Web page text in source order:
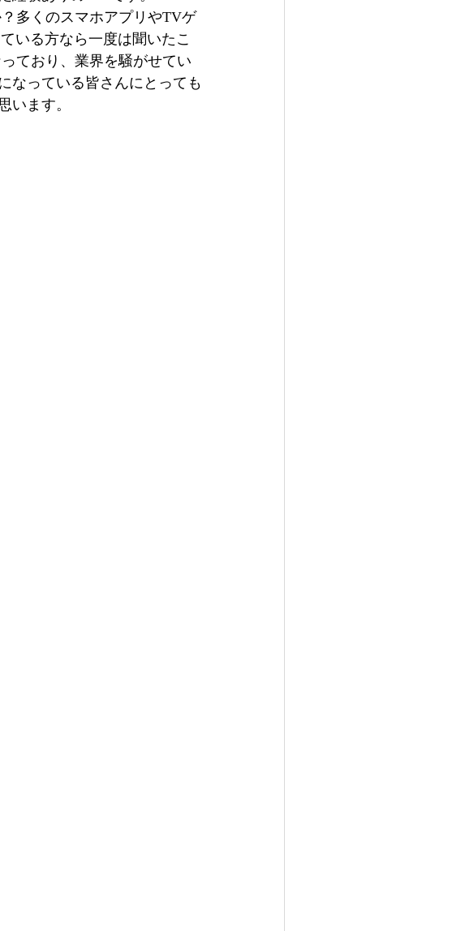
多くのスマホアプリやTVゲ
いる方なら一度は聞いたこ
ており、業界を騒がせてい
なっている皆さんにとっても
います。